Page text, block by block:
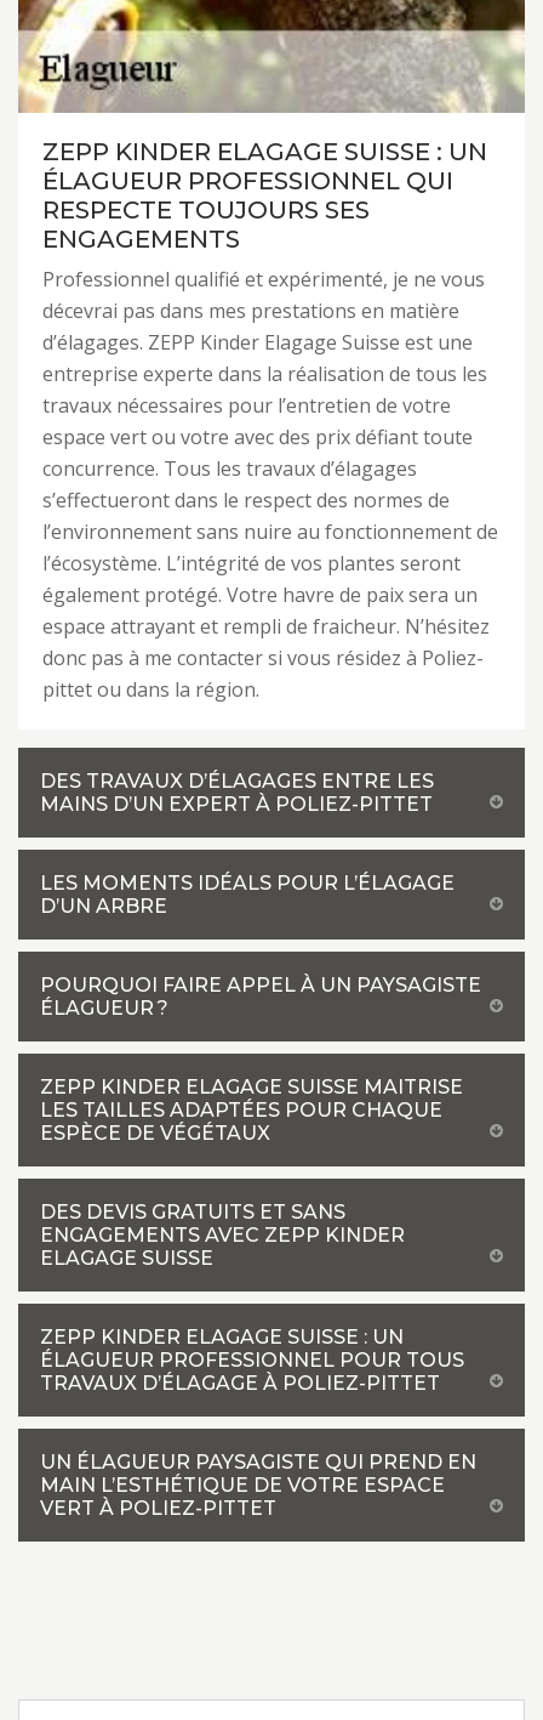
ZEPP KINDER ELAGAGE SUISSE : UN
ÉLAGUEUR PROFESSIONNEL QUI
RESPECTE TOUJOURS SES
ENGAGEMENTS
Professionnel qualifié et expérimenté, je ne vous
décevrai pas dans mes prestations en matière
d’élagages. ZEPP Kinder Elagage Suisse est une
entreprise experte dans la réalisation de tous les
travaux nécessaires pour l’entretien de votre
espace vert ou votre avec des prix défiant toute
concurrence. Tous les travaux d’élagages
s’effectueront dans le respect des normes de
l’environnement sans nuire au fonctionnement de
l’écosystème. L’intégrité de vos plantes seront
également protégé. Votre havre de paix sera un
espace attrayant et rempli de fraicheur. N’hésitez
donc pas à me contacter si vous résidez à Poliez-
pittet ou dans la région.
DES TRAVAUX D’ÉLAGAGES ENTRE LES
MAINS D’UN EXPERT À POLIEZ-PITTET
LES MOMENTS IDÉALS POUR L’ÉLAGAGE
D’UN ARBRE
POURQUOI FAIRE APPEL À UN PAYSAGISTE
ÉLAGUEUR ?
ZEPP KINDER ELAGAGE SUISSE MAITRISE
LES TAILLES ADAPTÉES POUR CHAQUE
ESPÈCE DE VÉGÉTAUX
DES DEVIS GRATUITS ET SANS
ENGAGEMENTS AVEC ZEPP KINDER
ELAGAGE SUISSE
ZEPP KINDER ELAGAGE SUISSE : UN
ÉLAGUEUR PROFESSIONNEL POUR TOUS
TRAVAUX D’ÉLAGAGE À POLIEZ-PITTET
UN ÉLAGUEUR PAYSAGISTE QUI PREND EN
MAIN L’ESTHÉTIQUE DE VOTRE ESPACE
VERT À POLIEZ-PITTET